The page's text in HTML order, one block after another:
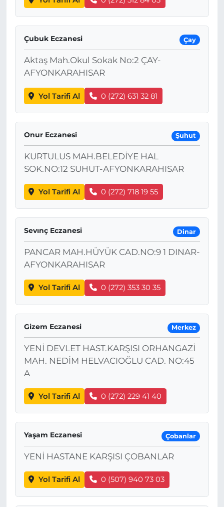
Çubuk Eczanesi Çay
Aktaş Mah.Okul Sokak No:2 ÇAY-
AFYONKARAHISAR
Yol Tarifi Al 0 (272) 631 32 81
Onur Eczanesi Şuhut
KURTULUS MAH.BELEDİYE HAL
SOK.NO:12 SUHUT-AFYONKARAHISAR
Yol Tarifi Al 0 (272) 718 19 55
Sevınç Eczanesi Dinar
PANCAR MAH.HÜYÜK CAD.NO:9 1 DINAR-
AFYONKARAHISAR
Yol Tarifi Al 0 (272) 353 30 35
Gizem Eczanesi Merkez
YENİ DEVLET HAST.KARŞISI ORHANGAZİ
MAH. NEDİM HELVACIOĞLU CAD. NO:45
A
Yol Tarifi Al 0 (272) 229 41 40
Yaşam Eczanesi Çobanlar
YENİ HASTANE KARŞISI ÇOBANLAR
Yol Tarifi Al 0 (507) 940 73 03